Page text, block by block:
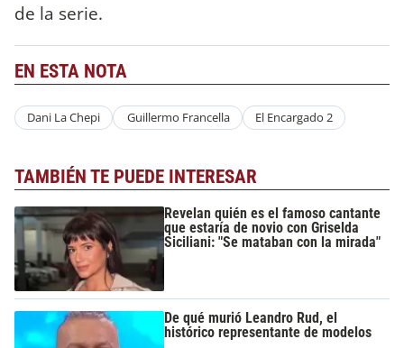
de la serie.
EN ESTA NOTA
Dani La Chepi Guillermo Francella El Encargado 2
TAMBIÉN TE PUEDE INTERESAR
Revelan quién es el famoso cantante
que estaría de novio con Griselda
Siciliani: "Se mataban con la mirada"
De qué murió Leandro Rud, el
histórico representante de modelos